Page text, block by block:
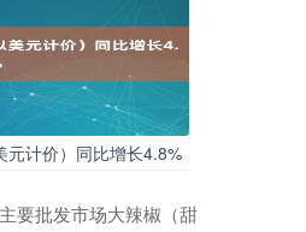
元计价）同比增长4.8%
要批发市场大辣椒（甜